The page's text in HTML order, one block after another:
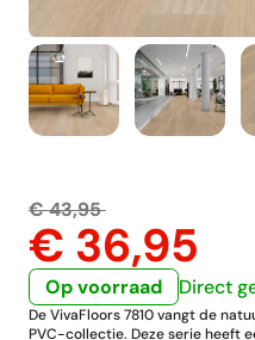
€ 36,95
€ 43,95
Op voorraad Direct
De VivaFloors 7810 vangt de
PVC-collectie. Deze serie heeft